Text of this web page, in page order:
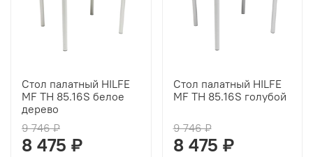
Стол палатный HILFE
MF TH 85.16S белое
дерево
9 746 ₽
8 475 ₽
Стол палатный HILFE
MF TH 85.16S голубой
9 746 ₽
8 475 ₽